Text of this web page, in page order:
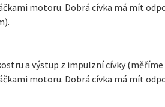
motoru. Dobrá cívka má mít
a výstup z impulzní cívky
motoru. Dobrá cívka má mít